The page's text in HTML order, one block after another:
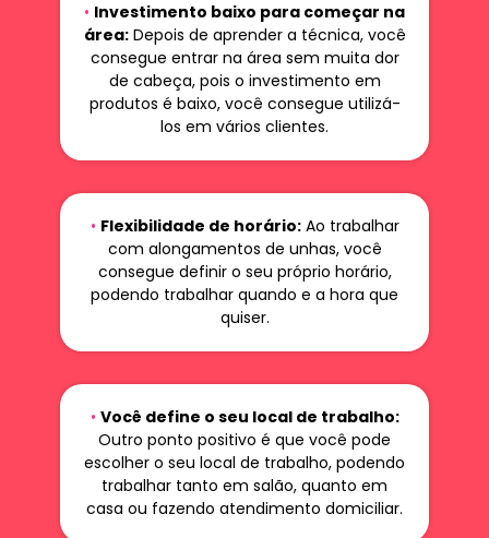
• Investimento baixo para começar na
área:Depois de aprender a técnica, você
consegue entrar na área sem muita dor
de cabeça, pois o investimento em
produtos é baixo, você consegue utilizá-
los em vários clientes.
• Flexibilidade de horário:Ao trabalhar
com alongamentos de unhas, você
consegue definir o seu próprio horário,
podendo trabalhar quando e a hora que
quiser.
• Você define o seu local de trabalho:
Outro ponto positivo é que você pode
escolher o seu local de trabalho, podendo
trabalhar tanto em salão, quanto em
casa ou fazendo atendimento domiciliar.